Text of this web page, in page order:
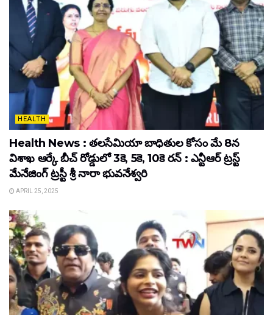
HEALTH
Health News : తలసేమియా బాధితుల కోసం మే 8న
విశాఖ ఆర్కే బీచ్‌ రోడ్డులో 3కె, 5కె, 10కె రన్‌ : ఎన్టీఆర్‌ ట్రస్ట్‌
మేనేజింగ్‌ ట్రస్టీ శ్రీ నారా భువనేశ్వరి
APRIL 25, 2025